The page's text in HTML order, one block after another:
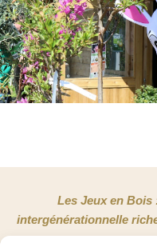
Les Jeux en Bois
intergénérationnelle